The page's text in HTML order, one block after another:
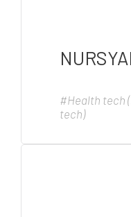
NURSYAI
#Health tech
tech)